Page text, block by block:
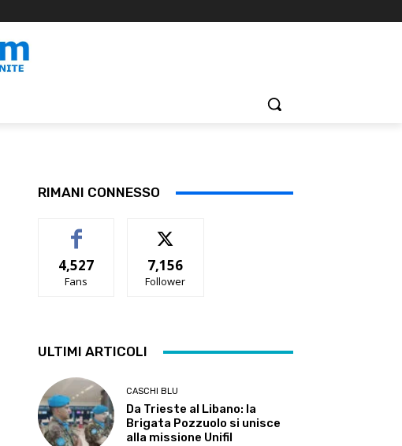
RIMANI CONNESSO
4,527
Fans
7,156
Follower
ULTIMI ARTICOLI
CASCHI BLU
Da Trieste al Libano: la
Brigata Pozzuolo si unisce
alla missione Unifil